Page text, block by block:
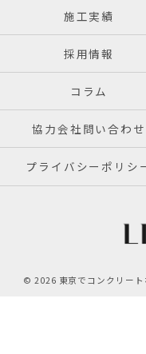
施工実績
採用情報
コラム
協力会社問い合わせ
プライバシーポリシ
© 2026 東京でコンクリート